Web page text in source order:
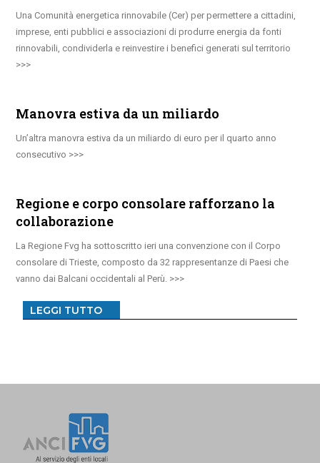
Una Comunità energetica rinnovabile (Cer) per permettere a cittadini,
imprese, enti pubblici e associazioni di produrre energia da fonti
rinnovabili, condividerla e reinvestire i benefici generati sul territorio
Manovra estiva da un miliardo
Un’altra manovra estiva da un miliardo di euro per il quarto anno
consecutivo
Regione e corpo consolare rafforzano la
collaborazione
La Regione Fvg ha sottoscritto ieri una convenzione con il Corpo
consolare di Trieste, composto da 32 rappresentanze di Paesi che
vanno dai Balcani occidentali al Perù.
LEGGI TUTTO